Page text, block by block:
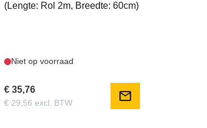
(Lengte: Rol 2m, Breedte: 60cm)
Niet op voorraad
€ 35,76
€ 29,56 excl. BTW mail